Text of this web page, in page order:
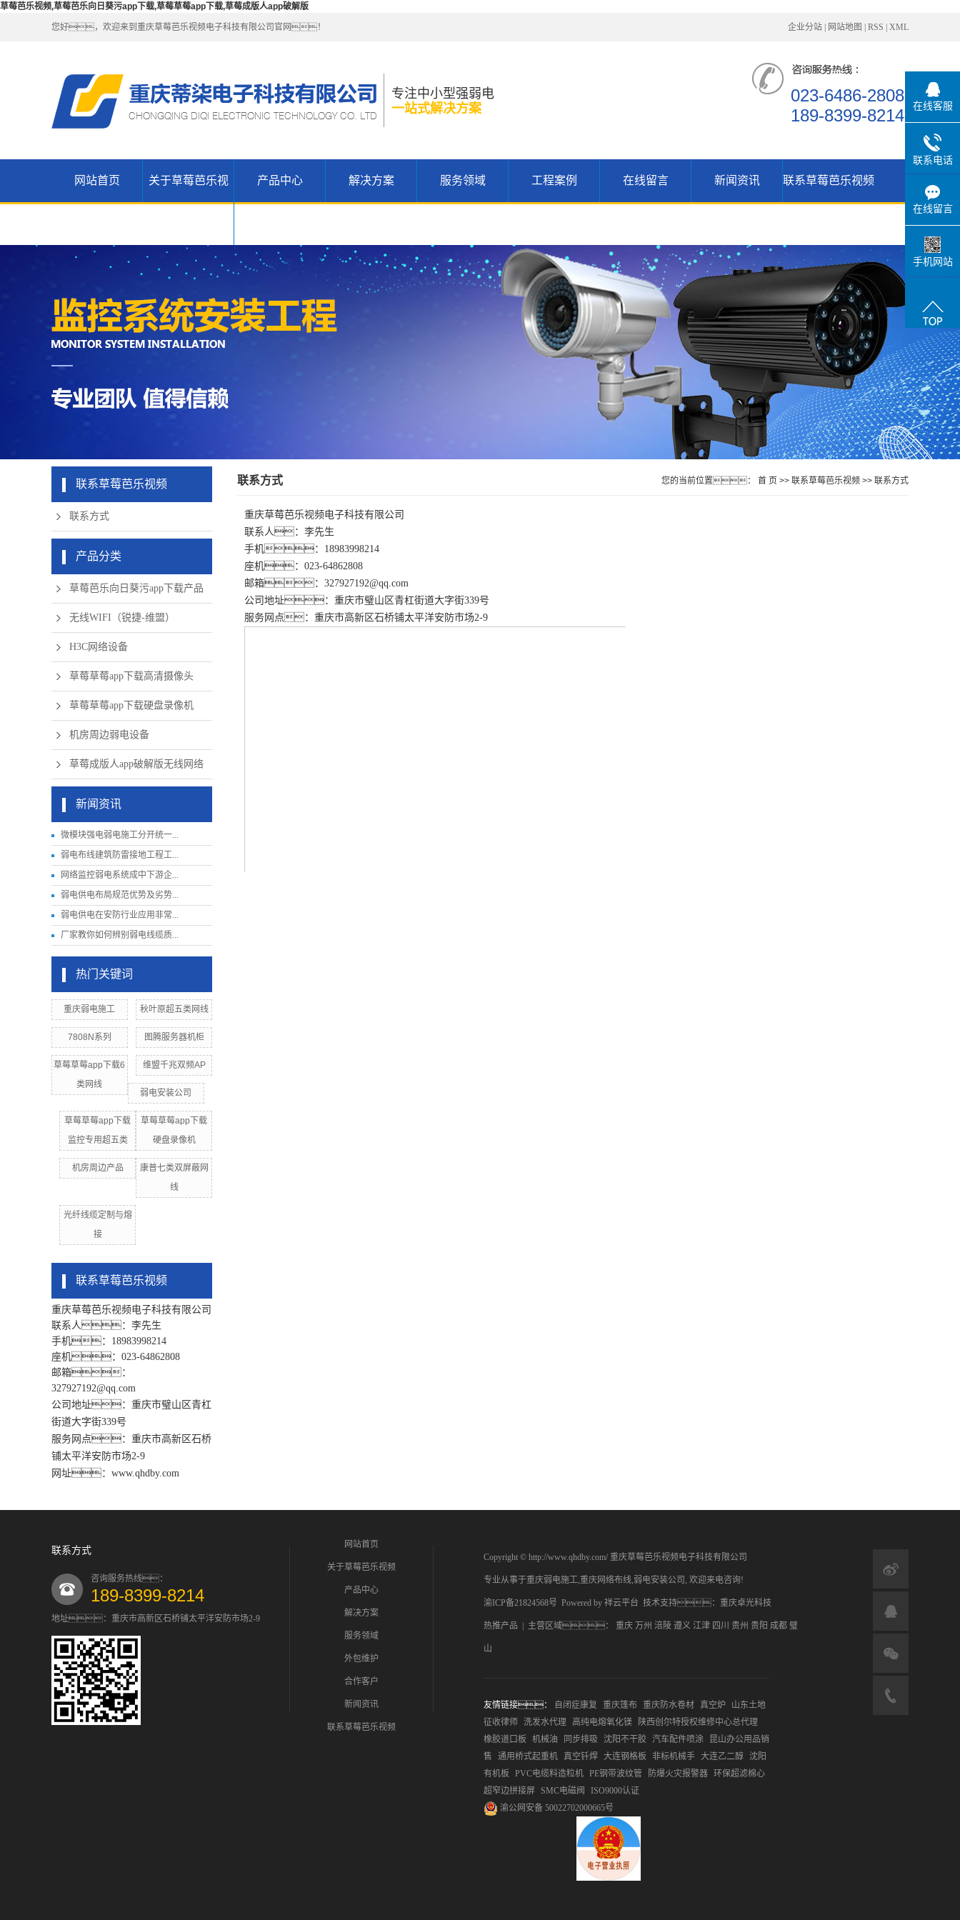
草莓芭乐视频,草莓芭乐向日葵污app下载,草莓草莓app下载,草莓成版人app破解版
您好，欢迎来到重庆草莓芭乐视频电子科技有限公司官网！ 企业分站 网站地图 RSS XML
专注中小型强弱电
一站式解决方案
023-6486-2808
189-8399-8214
网站首页 关于草莓芭乐视
乐视频
产品中心
下载产品
WIFI（锐捷-
维盟）
H3C网络设
草莓草莓
app下载高
清摄像头
草莓草莓
app下载硬
机房周边弱
解决方案 服务领域 工程案例 在线留言
新闻资讯
技术支持
联系草莓芭乐视频
联系草莓芭乐视频
联系方式
产品分类
草莓芭乐向日葵污app下载产品
无线WIFI（锐捷-维盟）
H3C网络设备
草莓草莓app下载高清摄像头
草莓草莓app下载硬盘录像机
机房周边弱电设备
草莓成版人app破解版无线网络
新闻资讯
微模块强电弱电施工分开统一...
弱电布线建筑防雷接地工程工...
网络监控弱电系统成中下游企...
弱电供电布局规范优势及劣势...
弱电供电在安防行业应用非常...
厂家教你如何辨别弱电线缆质...
热门关键词
重庆弱电施工 秋叶原超五类网线
7808N系列 图腾服务器机柜
草莓草莓app下载6
类网线
维盟千兆双频AP
弱电安装公司
草莓草莓app下载
监控专用超五类
草莓草莓app下载
硬盘录像机
机房周边产品
康普七类双屏蔽网
线
光纤线缆定制与熔
接
联系草莓芭乐视频
重庆草莓芭乐视频电子科技有限公司
联系人：李先生
手机：18983998214
座机：023-64862808
邮箱：
327927192@qq.com
公司地址：重庆市璧山区青杠
街道大字街339号
服务网点：重庆市高新区石桥
铺太平洋安防市场2-9
网址：www.qhdby.com
联系方式 您的当前位置： 首 页 >> 联系草莓芭乐视频 >> 联系方式
重庆草莓芭乐视频电子科技有限公司
联系人：李先生
手机：18983998214
座机：023-64862808
邮箱：327927192@qq.com
公司地址：重庆市璧山区青杠街道大字街339号
服务网点：重庆市高新区石桥铺太平洋安防市场2-9
联系方式
咨询服务热线：
189-8399-8214
地址：重庆市高新区石桥铺太平洋安防市场2-9
网站首页
关于草莓芭乐视频
产品中心
解决方案
服务领域
外包维护
合作客户
新闻资讯
联系草莓芭乐视频
Copyright © http://www.qhdby.com/ 重庆草莓芭乐视频电子科技有限公司
专业从事于重庆弱电施工,重庆网络布线,弱电安装公司 , 欢迎来电咨询!
渝ICP备21824568号 Powered by 祥云平台 技术支持： 重庆卓光科技
热推产品 | 主营区域： 重庆 万州 涪陵 遵义 江津 四川 贵州 贵阳 成都 璧
山
友情链接： 自闭症康复 重庆篷布 重庆防水卷材 真空炉
山东土地
征收律师
洗发水代理 高纯电熔氧化镁
陕西创尔特授权维修中心总代理
橡胶道口板
机械油 同步排吸 沈阳不干胶 汽车配件喷涂
昆山办公用品销
售
通用桥式起重机 真空钎焊 大连钢格板 非标机械手 大连乙二醇
沈阳
有机板
PVC电缆料造粒机 PE钢带波纹管 防爆火灾报警器 环保超滤棉心
超窄边拼接屏
SMC电磁阀
ISO9000认证
渝公网安备 50022702000665号
在线客服
联系电话
在线留言
手机网站